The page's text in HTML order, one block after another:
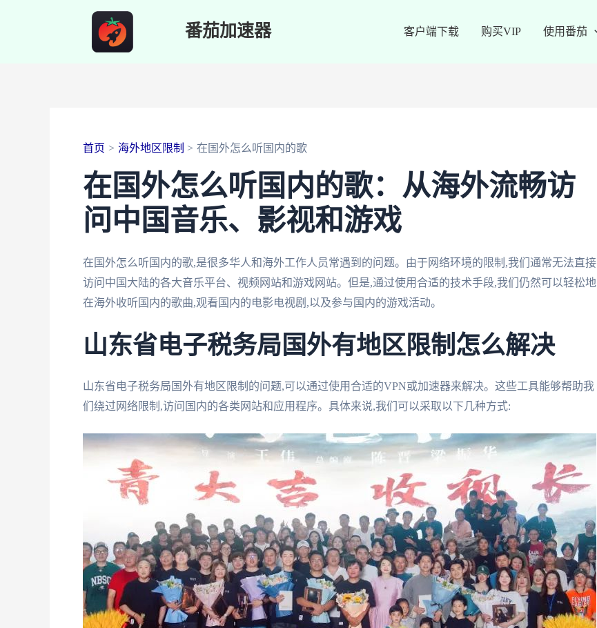
番茄加速器 客户端下载 购买VIP 使用番茄
首页 海外地区限制 在国外怎么听国内的歌
在国外怎么听国内的歌：从海外流畅访
问中国音乐、影视和游戏
在国外怎么听国内的歌,是很多华人和海外工作人员常遇到的问题。由于网络环境的限制,我们通常无法直接
访问中国大陆的各大音乐平台、视频网站和游戏网站。但是,通过使用合适的技术手段,我们仍然可以轻松地
在海外收听国内的歌曲,观看国内的电影电视剧,以及参与国内的游戏活动。
山东省电子税务局国外有地区限制怎么解决
山东省电子税务局国外有地区限制的问题,可以通过使用合适的VPN或加速器来解决。这些工具能够帮助我
们绕过网络限制,访问国内的各类网站和应用程序。具体来说,我们可以采取以下几种方式: